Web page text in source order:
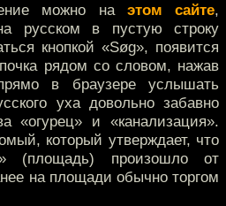
можно на этом сайте,
русском в пустую строку
кнопкой «Søg», появится
рядом со словом, нажав
в браузере услышать
уха довольно забавно
«огурец» и «канализация».
который утверждает, что
(площадь) произошло от
на площади обычно торгом